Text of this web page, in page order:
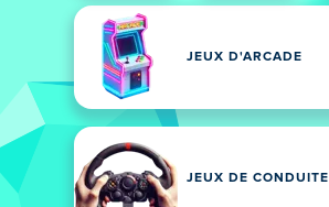
JEUX D'ARCADE
JEUX DE CONDUITE